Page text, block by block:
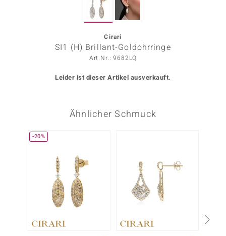
Cirari
SI1 (H) Brillant-Goldohrringe
Art.Nr.: 9682LQ
Leider ist dieser Artikel ausverkauft.
Ähnlicher Schmuck
-20%